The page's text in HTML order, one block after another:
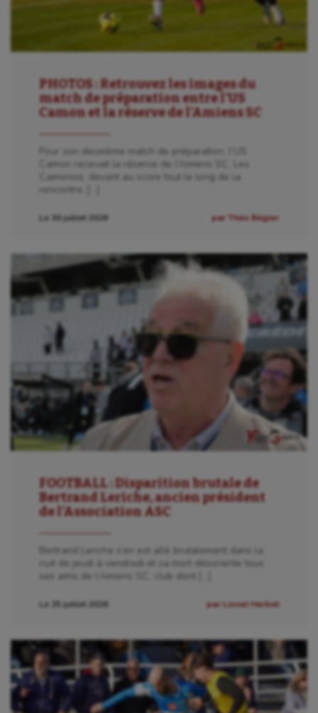
PHOTOS : Retrouvez les images du
match de préparation entre l’US
Camon et la réserve de l’Amiens SC
Pour son deuxième match de préparation, l’US
Camon recevait la réserve de l’Amiens SC. Les
Camonois, devant au score tout le long de la
rencontre, […]
Le 30 juillet 2026 par Théo Bégler
FOOTBALL : Disparition brutale de
Bertrand Leriche, ancien président
de l’Association ASC
Bertrand Leriche s’en est allé brutalement dans la
nuit de jeudi à vendredi et sa mort désoriente tous
ses amis de l’Amiens SC, club dont […]
Le 25 juillet 2026 par Lionel Herbet